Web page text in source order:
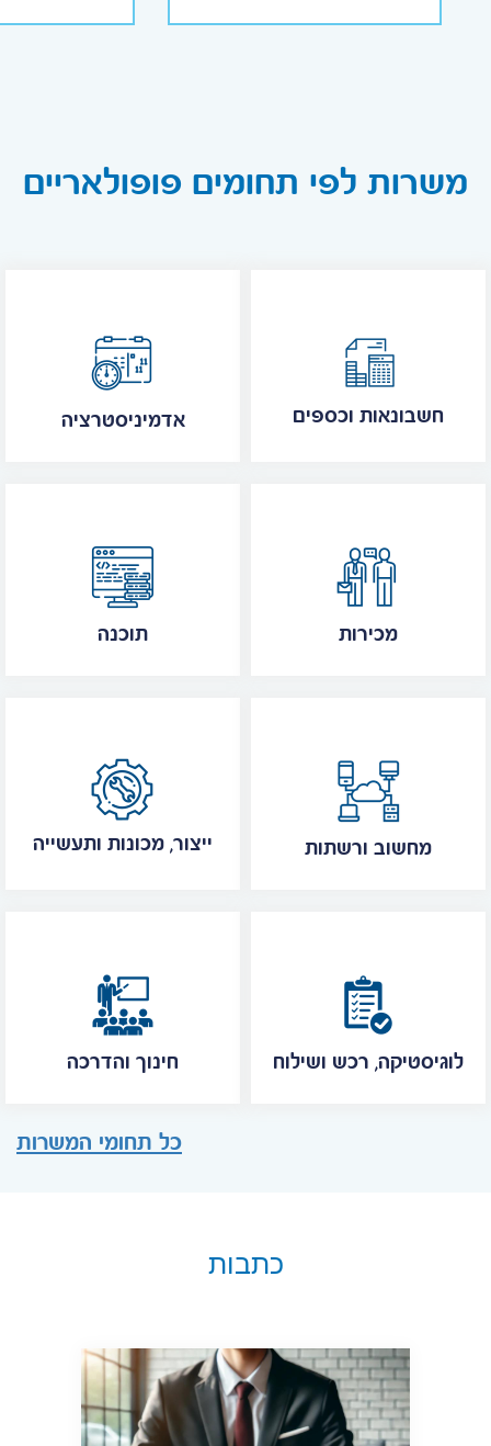
משרות לפי תחומים פופולאריים
אדמיניסטרציה חשבונאות וכספים
תוכנה מכירות
ייצור, מכונות ותעשייה מחשוב ורשתות
חינוך והדרכה לוגיסטיקה, רכש ושילוח
כל תחומי המשרות
כתבות